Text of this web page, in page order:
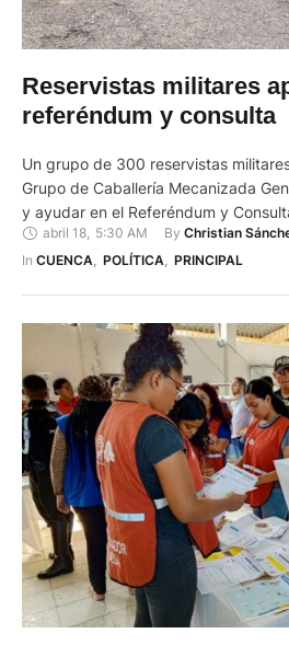
Reservistas militares
referéndum y consulta
Un grupo de 300 reservistas
Grupo de Caballería Mecanizada
y ayudar en el Referéndum y
las FF.AA., escogieron a 1.800 ex
para que apoyen en las tareas de
abril 18, 5:30 AM By Christian
In CUENCA, POLÍTICA, PRINCIPAL